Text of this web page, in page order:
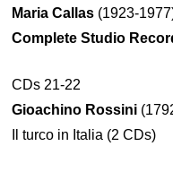
Maria Callas (1923-
Complete Studio
CDs 21-22
Gioachino Rossini
Il turco in Italia (2 CDs)